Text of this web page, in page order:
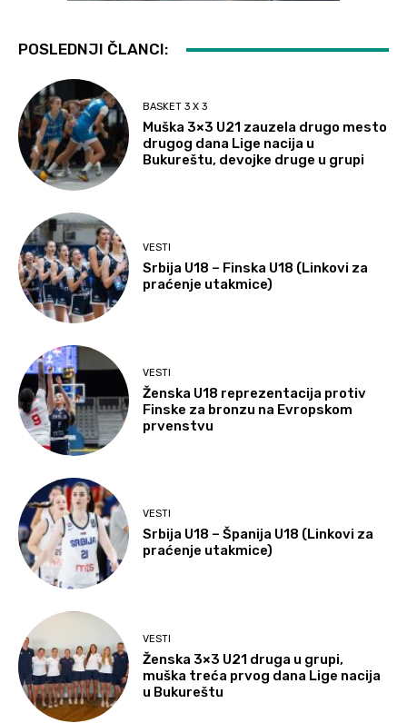
POSLEDNJI ČLANCI:
BASKET 3 X 3
Muška 3×3 U21 zauzela drugo mesto
drugog dana Lige nacija u
Bukureštu, devojke druge u grupi
VESTI
Srbija U18 – Finska U18 (Linkovi za
praćenje utakmice)
VESTI
Ženska U18 reprezentacija protiv
Finske za bronzu na Evropskom
prvenstvu
VESTI
Srbija U18 – Španija U18 (Linkovi za
praćenje utakmice)
VESTI
Ženska 3×3 U21 druga u grupi,
muška treća prvog dana Lige nacija
u Bukureštu